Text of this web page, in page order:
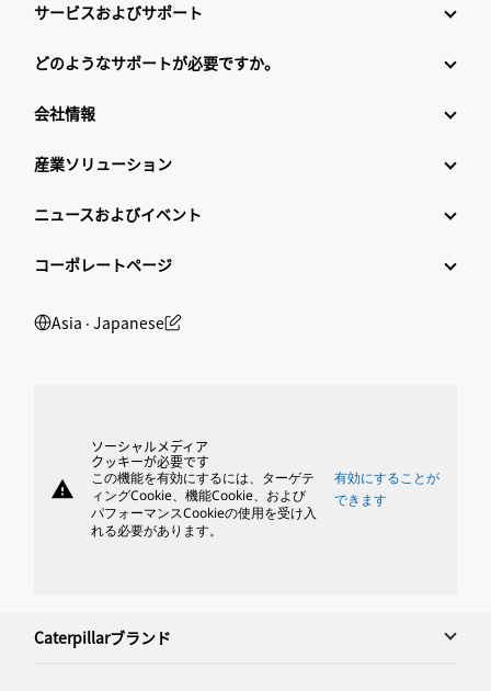
サービスおよびサポート
どのようなサポートが必要ですか。
会社情報
産業ソリューション
ニュースおよびイベント
コーポレートページ
Asia ‧ Japanese
warning
ソーシャルメディア
クッキーが必要です
この機能を有効にするには、ターゲテ
ィングCookie、機能Cookie、および
パフォーマンスCookieの使用を受け入
れる必要があります。
有効にすることが
できます
Caterpillarブランド